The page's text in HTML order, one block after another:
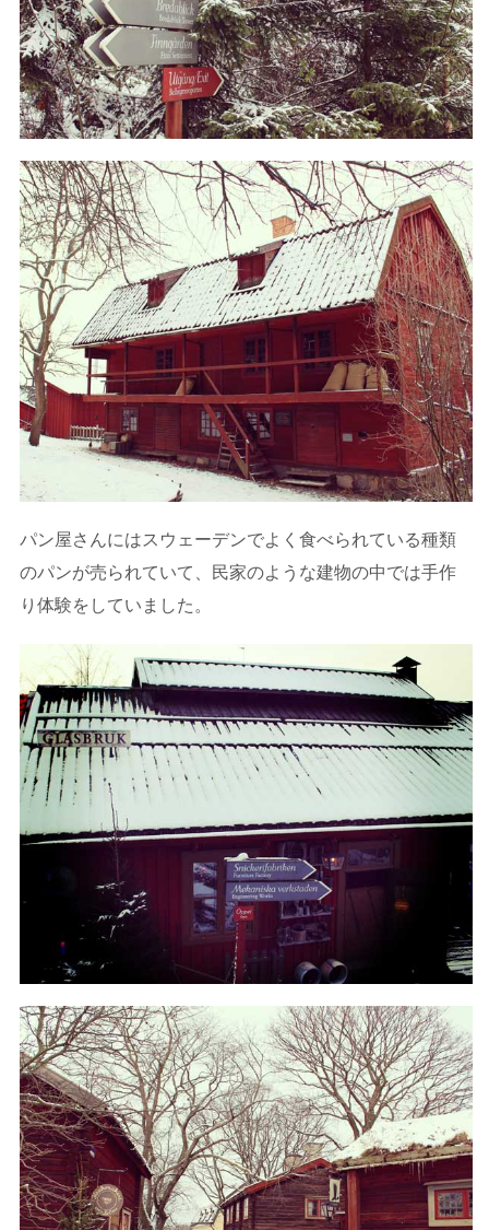
パン屋さんにはスウェーデンでよく食べられている種類
のパンが売られていて、民家のような建物の中では手作
り体験をしていました。